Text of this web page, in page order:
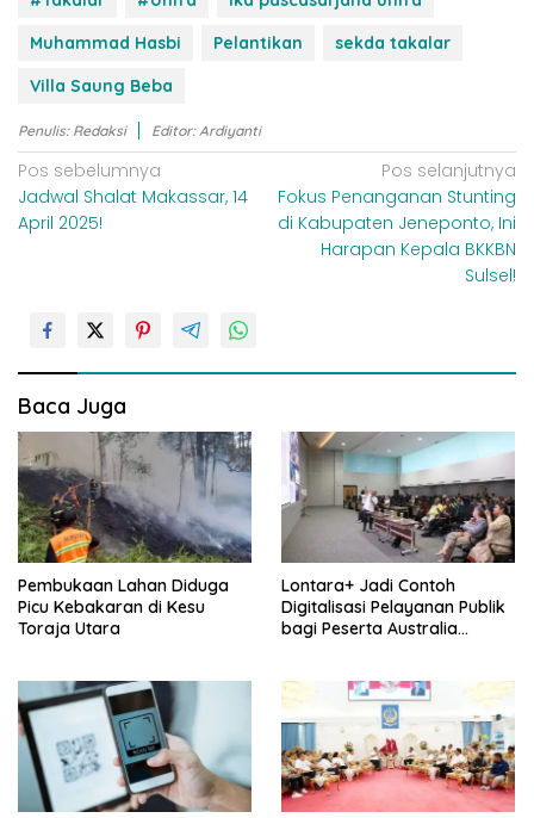
Muhammad Hasbi
Pelantikan
sekda takalar
Villa Saung Beba
Penulis: Redaksi Editor: Ardiyanti
N
a
v
s
i
p
o
s
Pos sebelumnya
Jadwal Shalat Makassar, 14
April 2025!
Pos selanjutnya
Fokus Penanganan Stunting
di Kabupaten Jeneponto, Ini
Harapan Kepala BKKBN
Sulsel!
Baca Juga
Pembukaan Lahan Diduga
Picu Kebakaran di Kesu
Toraja Utara
Lontara+ Jadi Contoh
Digitalisasi Pelayanan Publik
bagi Peserta Australia